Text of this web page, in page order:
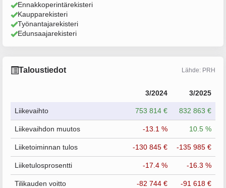
Ennakkoperintärekisteri
Kaupparekisteri
Työnantajarekisteri
Edunsaajarekisteri
Taloustiedot Lähde: PRH
3/2024 3/2025
Liikevaihto 753 814 € 832 863 €
Liikevaihdon muutos -13.1 % 10.5 %
Liiketoiminnan tulos -130 845 € -135 985 €
Liiketulosprosentti -17.4 % -16.3 %
Tilikauden voitto -82 744 € -91 618 €